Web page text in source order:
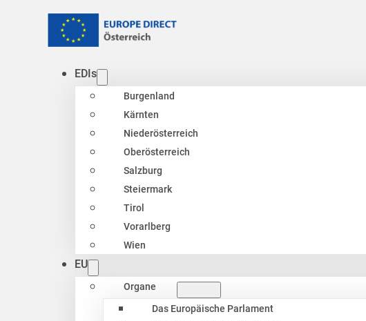
EDIs
Burgenland
Kärnten
Niederösterreich
Oberösterreich
Salzburg
Steiermark
Tirol
Vorarlberg
Wien
EU
Organe
Das Europäische Parlament